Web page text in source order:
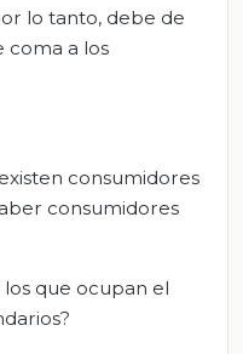
lo tanto, debe de
coma a los
consumidores
consumidores
que ocupan el